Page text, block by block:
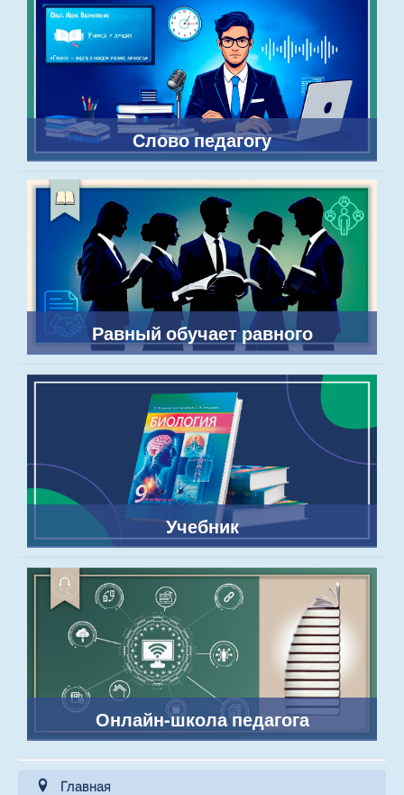
Слово педагогу
Равный обучает равного
Учебник
Онлайн-школа педагога
Главная